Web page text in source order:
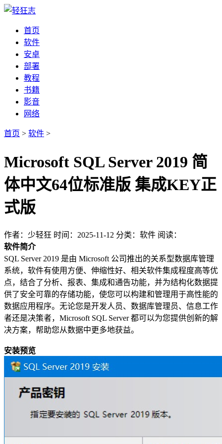
首页
软件
安卓
部署
教程
书籍
影音
网络
首页 > 软件 >
Microsoft SQL Server 2019 简
体中文64位标准版 集成KEY正
式版
作者：少轻狂 时间：2025-11-12 分类：软件 阅读：
软件简介
SQL Server 2019 是由 Microsoft 公司推出的关系型数据库管理
系统，软件有使用方便、伸缩性好、相关软件集成程度高等优
点，结合了分析、报表、集成和通告功能，并为结构化数据提
供了安全可靠的存储功能，使您可以构建和管理用于高性能的
数据应用程序。无论您是开发人员、数据库管理员、信息工作
者还是决策者，Microsoft SQL Server 都可以为您提供创新的解
决方案，帮助您从数据中更多地获益。
安装预览